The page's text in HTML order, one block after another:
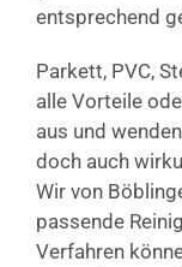
entsprechend
Parkett, PVC,
alle Vorteile
aus und
doch auch
Wir von
passende
Verfahren